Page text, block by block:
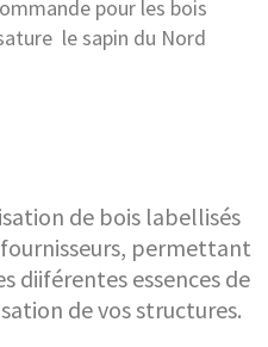
pour les bois
le sapin du Nord
de bois labellisés
fournisseurs, permettant
diiférentes essences de
de vos structures.